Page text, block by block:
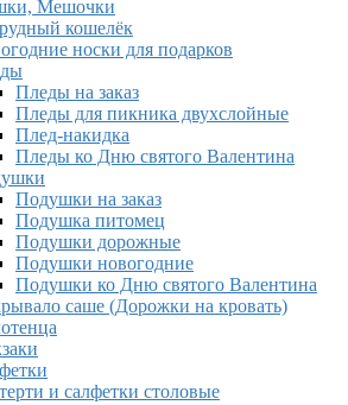
Мешочки
кошелёк
носки для подарков
Пледы на заказ
Пледы для пикника двухслойные
Плед-накидка
Пледы ко Дню святого Валентина
Подушки на заказ
Подушка питомец
Подушки дорожные
Подушки новогодние
Подушки ко Дню святого Валентина
саше (Дорожки на кровать)
и салфетки столовые